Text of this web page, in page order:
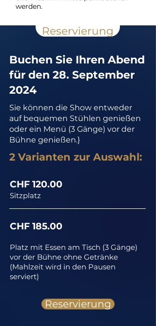
werden.
Reservierung
Buchen Sie Ihren Abend
für den 28. September
2024
Sie können die Show entweder
auf bequemen Stühlen genießen
oder ein Menü (3 Gänge) vor der
Bühne genießen.}
2 Varianten zur Auswahl:
CHF 120.00
Sitzplatz
CHF 185.00
Platz mit Essen am Tisch (3 Gänge)
vor der Bühne ohne Getränke
(Mahlzeit wird in den Pausen
serviert)
Reservierung